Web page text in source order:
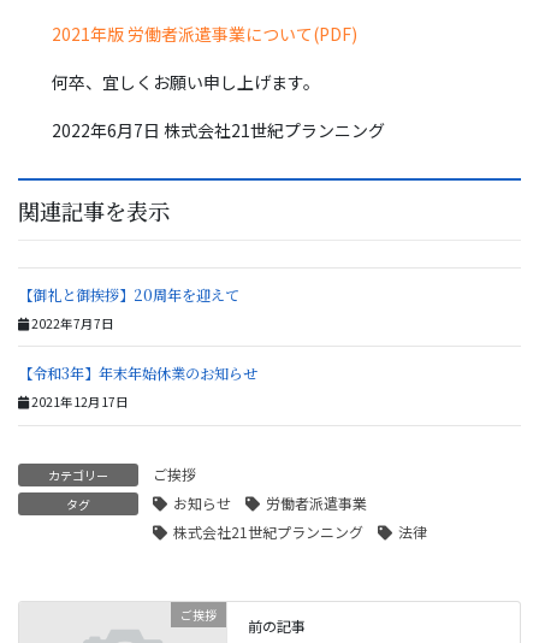
2021年版 労働者派遣事業について(PDF)
何卒、宜しくお願い申し上げます。
2022年6月7日 株式会社21世紀プランニング
関連記事を表示
【御礼と御挨拶】20周年を迎えて
2022年7月7日
【令和3年】年末年始休業のお知らせ
2021年12月17日
カテゴリー ご挨拶
タグ お知らせ
労働者派遣事業
株式会社21世紀プランニング
法律
ご挨拶
前の記事